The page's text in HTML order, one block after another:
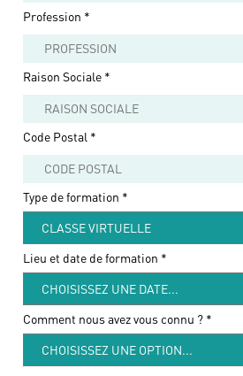
Profession *
Raison Sociale *
Code Postal *
Type de formation *
Lieu et date de formation *
Comment nous avez vous connu ? *